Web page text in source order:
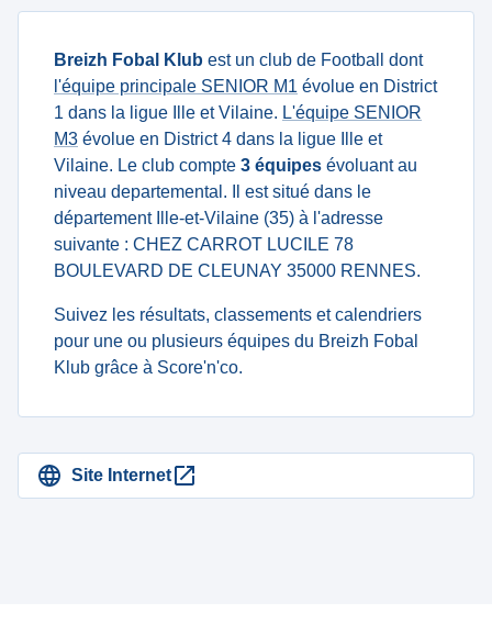
Breizh Fobal Klub est un club de Football dont
l'équipe principale SENIOR M1 évolue en District
1 dans la ligue Ille et Vilaine. L'équipe SENIOR
M3 évolue en District 4 dans la ligue Ille et
Vilaine. Le club compte 3 équipes évoluant au
niveau departemental. Il est situé dans le
département Ille-et-Vilaine (35) à l'adresse
suivante : CHEZ CARROT LUCILE 78
BOULEVARD DE CLEUNAY 35000 RENNES.
Suivez les résultats, classements et calendriers
pour une ou plusieurs équipes du Breizh Fobal
Klub grâce à Score'n'co.
Site Internet